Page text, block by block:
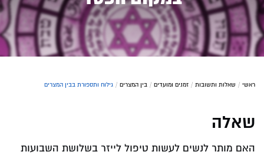
ראשי / שאלות ותשובות / זמנים ומועדים / בין המצרים / גילוח ותספורת בבין המצרים
שאלה
האם מותר לנשים לעשות טיפול לייזר בשלושת השבועות